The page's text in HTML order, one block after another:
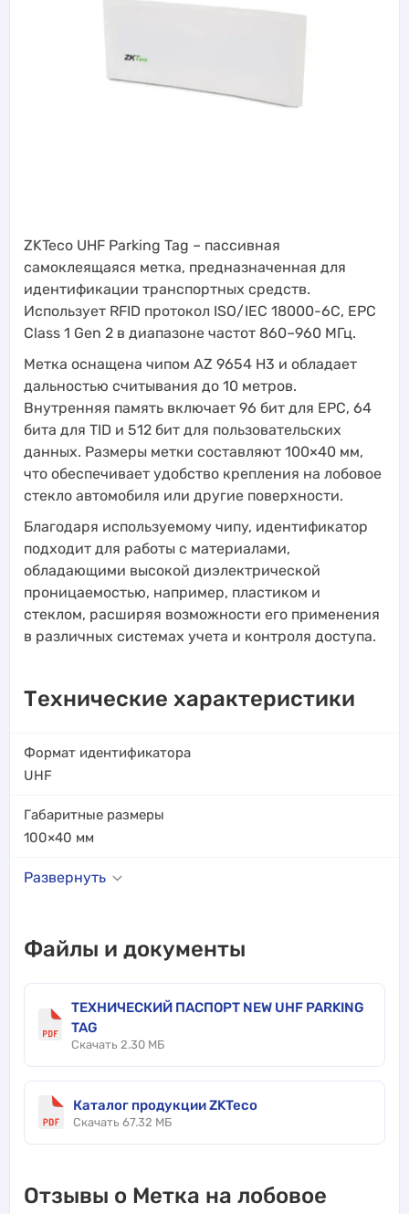
ZKTeco UHF Parking Tag – пассивная
самоклеящаяся метка, предназначенная для
идентификации транспортных средств.
Использует RFID протокол ISO/IEC 18000-6C, EPC
Class 1 Gen 2 в диапазоне частот 860–960 МГц.
Метка оснащена чипом AZ 9654 H3 и обладает
дальностью считывания до 10 метров.
Внутренняя память включает 96 бит для EPC, 64
бита для TID и 512 бит для пользовательских
данных. Размеры метки составляют 100×40 мм,
что обеспечивает удобство крепления на лобовое
стекло автомобиля или другие поверхности.
Благодаря используемому чипу, идентификатор
подходит для работы с материалами,
обладающими высокой диэлектрической
проницаемостью, например, пластиком и
стеклом, расширяя возможности его применения
в различных системах учета и контроля доступа.
Технические характеристики
Формат идентификатора
UHF
Габаритные размеры
100×40 мм
Развернуть
Файлы и документы
ТЕХНИЧЕСКИЙ ПАСПОРТ NEW UHF PARKING
TAG
Скачать 2.30 МБ
Каталог продукции ZKTeco
Скачать 67.32 МБ
Отзывы о Метка на лобовое